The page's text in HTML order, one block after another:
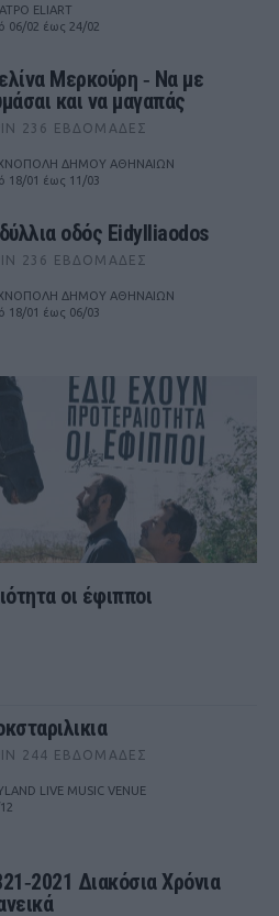
ELIART
06/02 έως 24/02
Μερκούρη ‑ Να με
και να μαγαπάς
236 ΕΒΔΟΜΆΔΕΣ
ΔΗΜΟΥ ΑΘΗΝΑΙΩΝ
18/01 έως 11/03
οδός Eidylliaodos
236 ΕΒΔΟΜΆΔΕΣ
ΔΗΜΟΥ ΑΘΗΝΑΙΩΝ
18/01 έως 06/03
οι έφιπποι
244 ΕΒΔΟΜΆΔΕΣ
LIVE MUSIC VENUE
Διακόσια Χρόνια